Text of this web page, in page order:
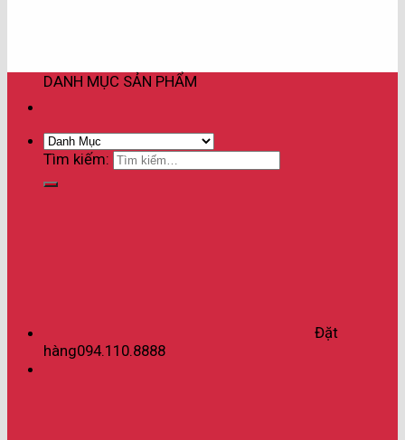
Tìm kiếm:
Đặt
hàng094.110.8888
DANH MỤC SẢN PHẨM